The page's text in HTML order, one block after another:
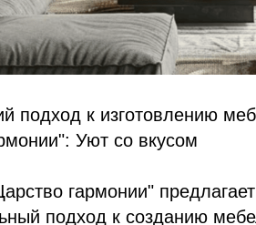
подход к изготовлению
Уют со вкусом
гармонии"
подход к созданию